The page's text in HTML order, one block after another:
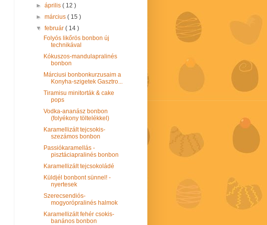
►április( 12 )
►március( 15 )
▼február( 14 )
Folyós likőrös bonbon új
technikával
Kókuszos-mandulapralinés
bonbon
Márciusi bonbonkurzusaim a
Konyha-szigetek Gasztro...
Tiramisu minitorták & cake
pops
Vodka-ananász bonbon
(folyékony töltelékkel)
Karamellizált tejcsokis-
szezámos bonbon
Passiókaramellás -
pisztáciapralinés bonbon
Karamellizált tejcsokoládé
Küldjél bonbont sünnel! -
nyertesek
Szerecsendiós-
mogyorópralinés halmok
Karamellizált fehér csokis-
banános bonbon